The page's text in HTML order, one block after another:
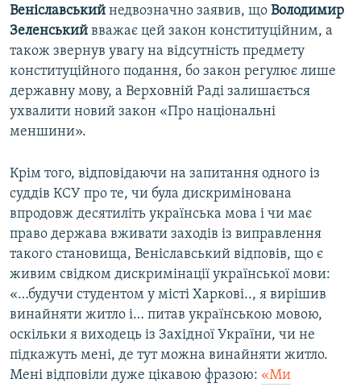
Веніславський недвозначно заявив, що Володимир
Зеленський вважає цей закон конституційним, а
також звернув увагу на відсутність предмету
конституційного подання, бо закон регулює лише
державну мову, а Верховній Раді залишається
ухвалити новий закон «Про національні
меншини».
Крім того, відповідаючи на запитання одного із
суддів КСУ про те, чи була дискримінована
впродовж десятиліть українська мова і чи має
право держава вживати заходів із виправлення
такого становища, Веніславський відповів, що є
живим свідком дискримінації української мови:
«…будучи студентом у місті Харкові.., я вирішив
винайняти житло і… питав українською мовою,
оскільки я виходець із Західної України, чи не
підкажуть мені, де тут можна винайняти житло.
Мені відповіли дуже цікавою фразою: «Ми